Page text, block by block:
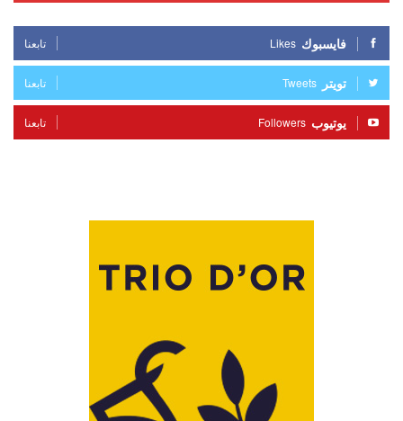
فايسبوك Likes تابعنا
تويتر Tweets تابعنا
يوتيوب Followers تابعنا